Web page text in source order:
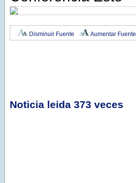
Disminuir Fuente Aumentar Fuente
Noticia leida 373 veces